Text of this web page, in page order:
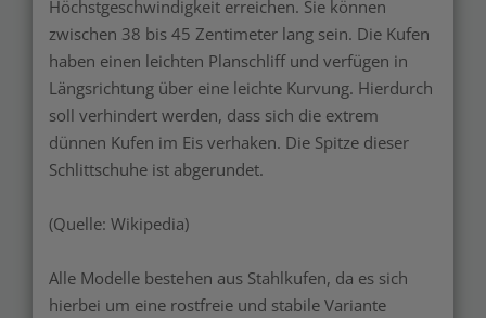
Höchstgeschwindigkeit erreichen. Sie können
zwischen 38 bis 45 Zentimeter lang sein. Die Kufen
haben einen leichten Planschliff und verfügen in
Längsrichtung über eine leichte Kurvung. Hierdurch
soll verhindert werden, dass sich die extrem
dünnen Kufen im Eis verhaken. Die Spitze dieser
Schlittschuhe ist abgerundet.
(Quelle: Wikipedia)
Alle Modelle bestehen aus Stahlkufen, da es sich
hierbei um eine rostfreie und stabile Variante